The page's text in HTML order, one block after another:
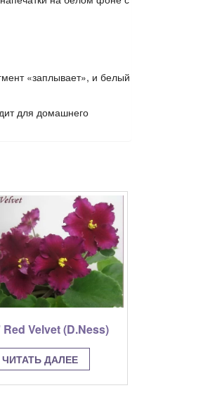
«заплывает», и белый
для домашнего
Red Velvet (D.Ness)
ЧИТАТЬ ДАЛЕЕ